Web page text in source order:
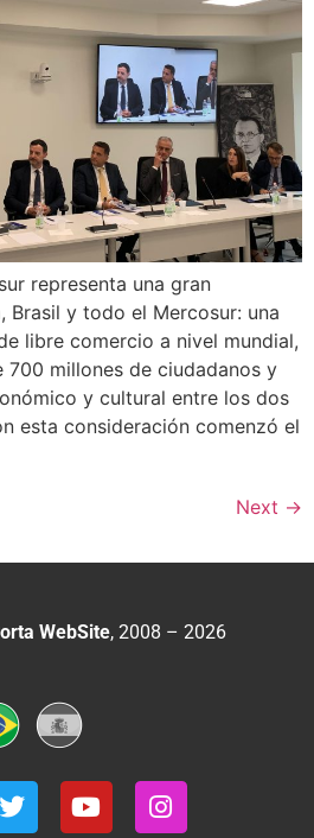
representa una gran
Brasil y todo el Mercosur: una
libre comercio a nivel mundial,
700 millones de ciudadanos y
y cultural entre los dos
esta consideración comenzó el
Next →
WebSite, 2008 – 2026